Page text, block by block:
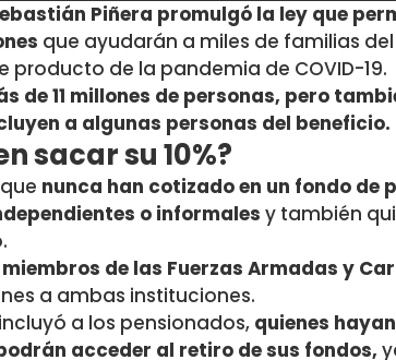
Piñera promulgó la ley que
que ayudarán a miles de familias
producto de la pandemia de COVID-19.
de 11 millones de personas, pero
a algunas personas del beneficio.
sacar su 10%?
nunca han cotizado en un fondo de
o informales y también
de las Fuerzas Armadas y
a ambas instituciones.
a los pensionados, quienes
acceder al retiro de sus fondos,